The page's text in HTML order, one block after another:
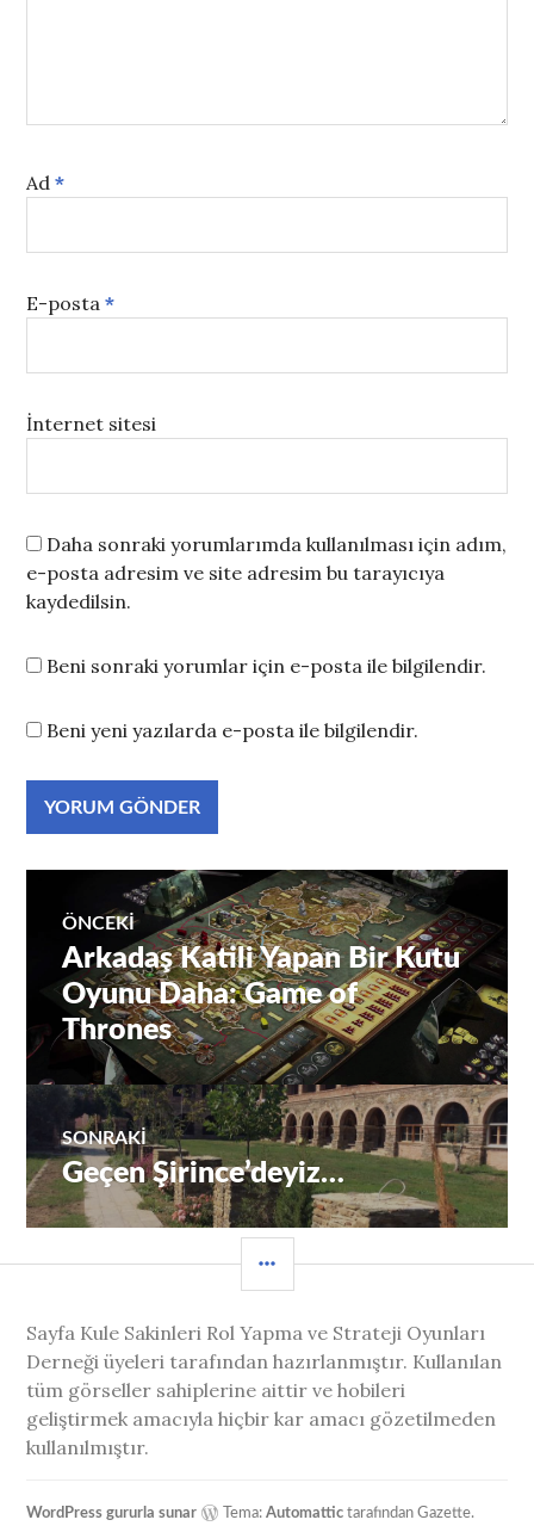
Ad*
E-posta*
İnternet sitesi
Daha sonraki yorumlarımda kullanılması için adım,
e-posta adresim ve site adresim bu tarayıcıya
kaydedilsin.
Beni sonraki yorumlar için e-posta ile bilgilendir.
Beni yeni yazılarda e-posta ile bilgilendir.
Yazı
gezinmesi
ÖNCEKI
Önceki
yazı:
Arkadaş Katili Yapan Bir Kutu
Oyunu Daha: Game of
Thrones
SONRAKI
Sıradaki
Yazı:
Geçen Şirince’deyiz…
MENÜ
Sayfa Kule Sakinleri Rol Yapma ve Strateji Oyunları
Derneği üyeleri tarafından hazırlanmıştır. Kullanılan
tüm görseller sahiplerine aittir ve hobileri
geliştirmek amacıyla hiçbir kar amacı gözetilmeden
kullanılmıştır.
WordPress gururla sunar Tema:Automattic tarafından Gazette.